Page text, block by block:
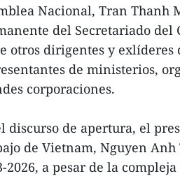
Nacional, Tran Thanh
del Secretariado del
otros dirigentes y exlíderes
de ministerios,
corporaciones.
discurso de apertura, el
de Vietnam, Nguyen
2026, a pesar de la